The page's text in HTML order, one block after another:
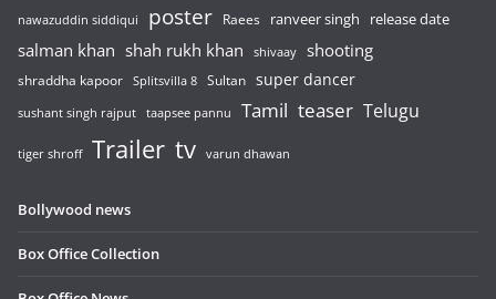
nawazuddin siddiqui poster Raees ranveer singh release date
salman khan shah rukh khan shivaay shooting
shraddha kapoor Splitsvilla 8 Sultan super dancer
sushant singh rajput taapsee pannu Tamil teaser Telugu
tiger shroff Trailer tv varun dhawan
Bollywood news
Box Office Collection